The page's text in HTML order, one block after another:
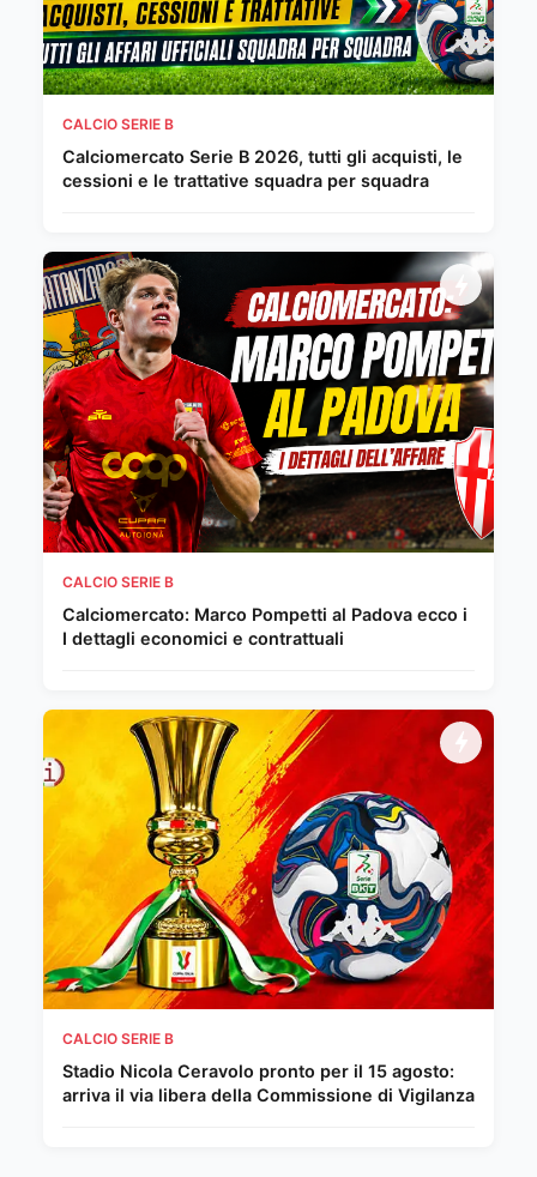
CALCIO SERIE B
Calciomercato Serie B 2026, tutti gli acquisti, le
cessioni e le trattative squadra per squadra
CALCIO SERIE B
Calciomercato: Marco Pompetti al Padova ecco i
I dettagli economici e contrattuali
CALCIO SERIE B
Stadio Nicola Ceravolo pronto per il 15 agosto:
arriva il via libera della Commissione di Vigilanza